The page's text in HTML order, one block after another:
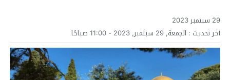
29 سبتمبر 2023
آخر تحديث : الجمعة, 29 سبتمبر, 2023 - 11:00 صباحًا